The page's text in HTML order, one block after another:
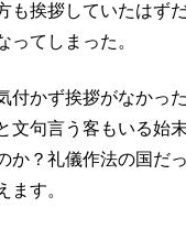
も挨拶していたはず
ってしまった。
付かず挨拶がなかっ
文句言う客もいる始
か？礼儀作法の国だ
ます。